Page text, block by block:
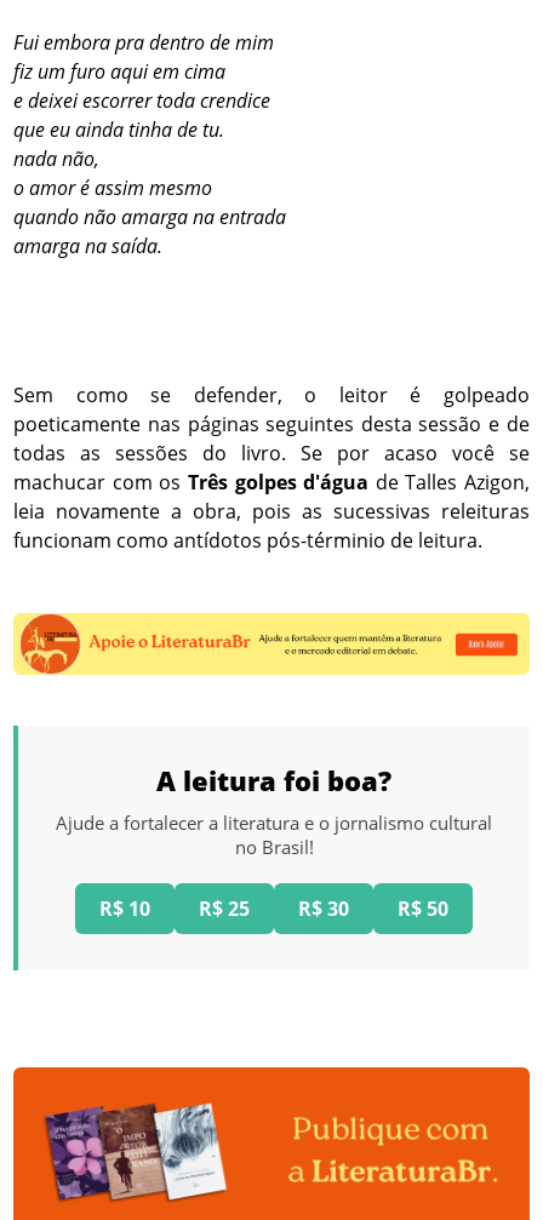
Fui embora pra dentro de mim
fiz um furo aqui em cima
e deixei escorrer toda crendice
que eu ainda tinha de tu.
nada não,
o amor é assim mesmo
quando não amarga na entrada
amarga na saída.
Sem como se defender, o leitor é golpeado
poeticamente nas páginas seguintes desta sessão e de
todas as sessões do livro. Se por acaso você se
machucar com os Três golpes d'água de Talles Azigon,
leia novamente a obra, pois as sucessivas releituras
funcionam como antídotos pós-términio de leitura.
A leitura foi boa?
Ajude a fortalecer a literatura e o jornalismo cultural
no Brasil!
R$ 10 R$ 25 R$ 30 R$ 50